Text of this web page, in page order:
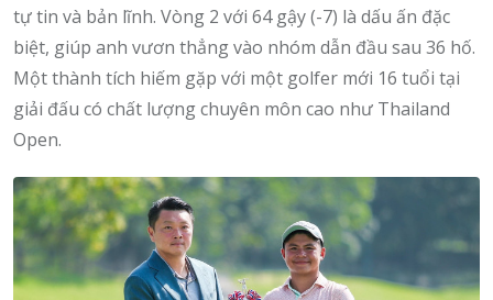
tự tin và bản lĩnh. Vòng 2 với 64 gậy (-7) là dấu ấn đặc
biệt, giúp anh vươn thẳng vào nhóm dẫn đầu sau 36 hố.
Một thành tích hiếm gặp với một golfer mới 16 tuổi tại
giải đấu có chất lượng chuyên môn cao như Thailand
Open.